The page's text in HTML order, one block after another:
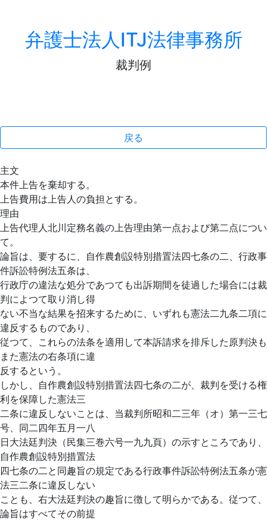
弁護士法人ITJ法律事務所
裁判例
戻る
主文
本件上告を棄却する。
上告費用は上告人の負担とする。
理由
上告代理人北川定務名義の上告理由第一点および第二点につい
て。
論旨は、要するに、自作農創設特別措置法四七条の二、行政事
件訴訟特例法五条は、
行政庁の違法な処分であつても出訴期間を徒過した場合には裁
判によつて取り消し得
ない不当な結果を招来するために、いずれも憲法二九条二項に
違反するものであり、
従つて、これらの法条を適用して本訴請求を排斥した原判決も
また憲法の右条項に違
反するという。
しかし、自作農創設特別措置法四七条の二が、裁判を受ける権
利を保障した憲法三
二条に違反しないことは、当裁判所昭和二三年（オ）第一三七
号、同二四年五月一八
日大法廷判決（民集三巻六号一九九頁）の示すところであり、
自作農創設特別措置法
四七条の二と同趣旨の規定である行政事件訴訟特例法五条が憲
法三二条に違反しない
ことも、右大法廷判決の趣旨に徴して明らかである。従つて、
論旨はすべてその前提